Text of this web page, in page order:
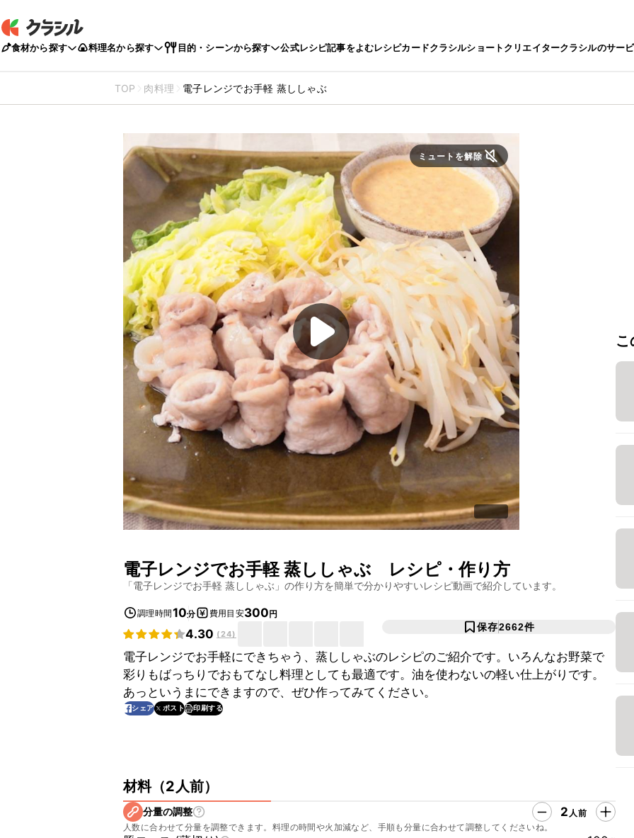
食材から探す 料理名から探す 目的・シーンから探す 公式レシピ記事をよむレシピカードクラシルショートクリエイタークラシルのサー
TOP 肉料理 電子レンジでお手軽 蒸ししゃぶ
ミュートを解除
電子レンジでお手軽 蒸ししゃぶ レシピ・作り方
「電子レンジでお手軽 蒸ししゃぶ 」の作り方を簡単で分かりやすいレシピ動画で紹介しています。
調理時間10分 費用目安300円
4.30 (24)
保存2662件
電子レンジでお手軽にできちゃう、蒸ししゃぶのレシピのご紹介です。いろんなお野菜で
彩りもばっちりでおもてなし料理としても最適です。油を使わないの軽い仕上がりです。
あっというまにできますので、ぜひ作ってみてください。
シェア ポスト 印刷する
材料（2人前）
分量の調整 2 人前
人数に合わせて分量を調整できます。料理の時間や火加減など、手順も分量に合わせて調整してくださいね。